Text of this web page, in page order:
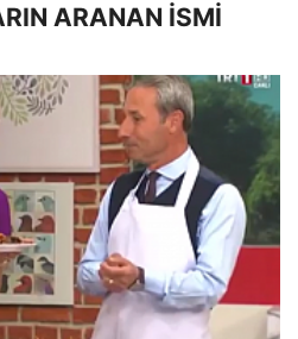
ARANAN İSMİ